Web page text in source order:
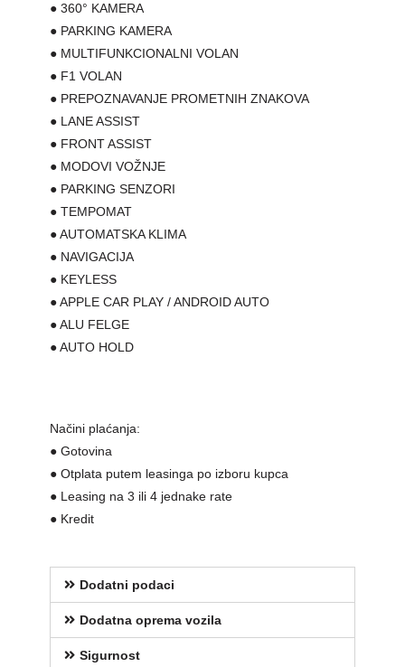
● 360° KAMERA
● PARKING KAMERA
● MULTIFUNKCIONALNI VOLAN
● F1 VOLAN
● PREPOZNAVANJE PROMETNIH ZNAKOVA
● LANE ASSIST
● FRONT ASSIST
● MODOVI VOŽNJE
● PARKING SENZORI
● TEMPOMAT
● AUTOMATSKA KLIMA
● NAVIGACIJA
● KEYLESS
● APPLE CAR PLAY / ANDROID AUTO
● ALU FELGE
● AUTO HOLD
Načini plaćanja:
● Gotovina
● Otplata putem leasinga po izboru kupca
● Leasing na 3 ili 4 jednake rate
● Kredit
Dodatni podaci
Dodatna oprema vozila
Sigurnost